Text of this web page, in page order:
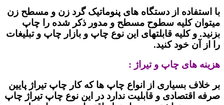
با استفاده از دستگاه های پنوماتیک گرد زن و مسطح زن
میتوان کلیه سطوح مسطح و مدور ذکر شده را چاپ
بزنید. و کلیه قابلتهای این نوع چاپ و بازار چاپ و تبلیغات
را از آن خود کنید.
هزینه های چاپ و تیراژ :
بر خلاف بسیاری از انواع چاپ ها که کار چاپ تیراژ پایین
صرفه اقتصادی و قابلیت ندارد در این نوع چاپ تیراژ چاپ